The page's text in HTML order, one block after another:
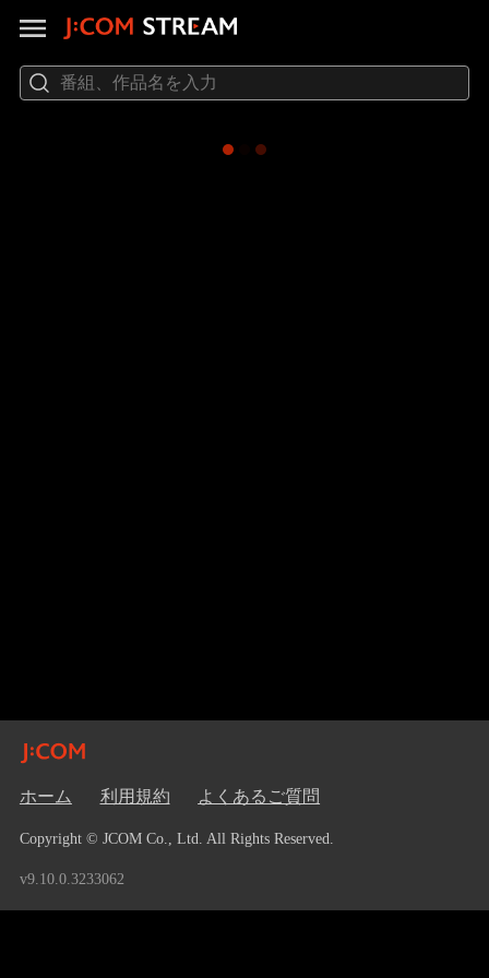
ホーム 利用規約 よくあるご質問
Copyright © JCOM Co., Ltd. All Rights Reserved.
v9.10.0.3233062